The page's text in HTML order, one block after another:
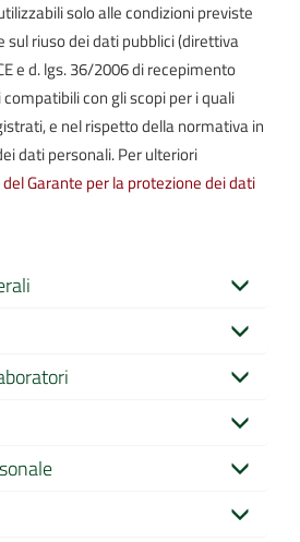
solo alle condizioni previste
riuso dei dati pubblici (direttiva
e d. lgs. 36/2006 di recepimento
con gli scopi per i quali
e nel rispetto della normativa in
dati personali. Per ulteriori
Garante per la protezione dei dati